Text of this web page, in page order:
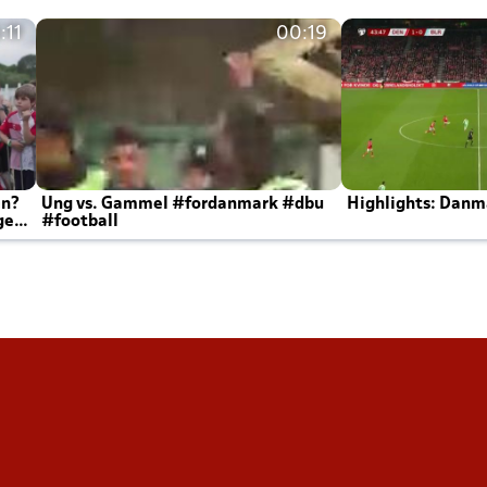
00:19
Ung vs. Gammel #fordanmark #dbu
#football
Highlights: